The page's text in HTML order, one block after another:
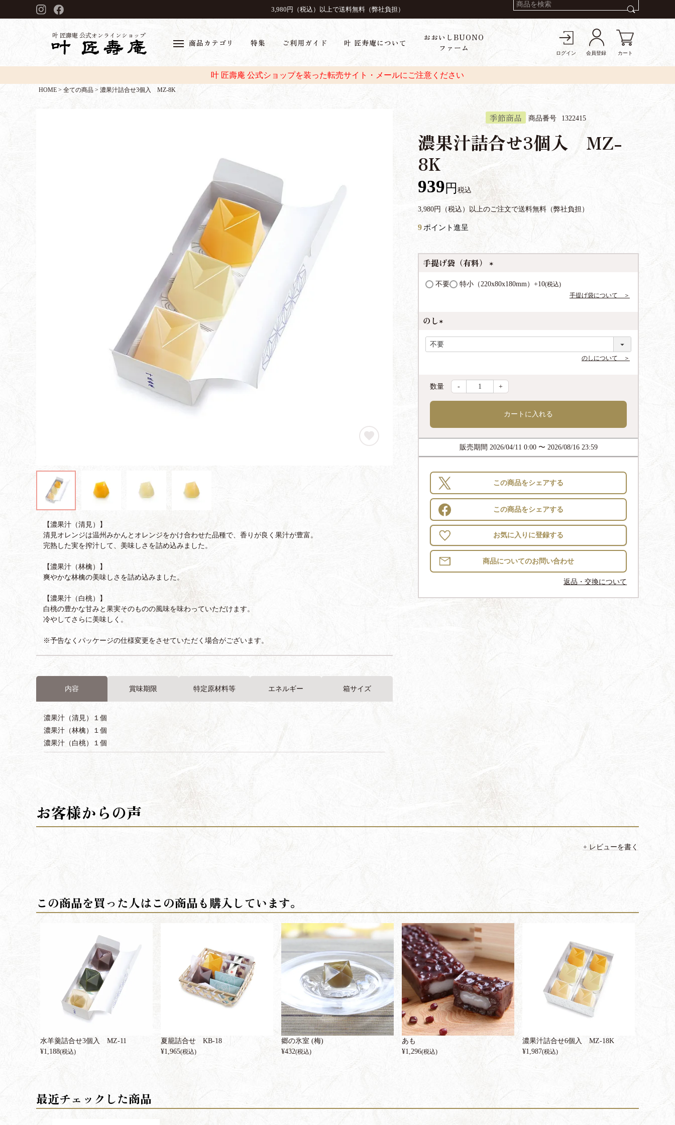
3,980円（税込）以上で送料無料（弊社負担）
叶 匠壽庵 公式オンラインショップ
商品カテゴリ 特集 ご利用ガイド 叶 匠寿庵について
おおいしBUONO
ファーム
ログイン 会員登録 カート
叶 匠壽庵 公式ショップを装った転売サイト・メールにご注意ください
HOME 全ての商品 濃果汁詰合せ3個入 MZ-8K
【濃果汁（清見）】
清見オレンジは温州みかんとオレンジをかけ合わせた品種で、香りが良く果汁が豊富。
完熟した実を搾汁して、美味しさを詰め込みました。
【濃果汁（林檎）】
爽やかな林檎の美味しさを詰め込みました。
【濃果汁（白桃）】
白桃の豊かな甘みと果実そのものの風味を味わっていただけます。
冷やしてさらに美味しく。
※予告なくパッケージの仕様変更をさせていただく場合がございます。
内容 賞味期限 特定原材料等 エネルギー 箱サイズ
濃果汁（清見）１個
濃果汁（林檎）１個
濃果汁（白桃）１個
季節商品 商品番号 1322415
濃果汁詰合せ3個入 MZ-
8K
939 税込
3,980円（税込）以上のご注文で送料無料（弊社負担）
9 ポイント進呈
手提げ袋（有料）
(
必
不要 特小（220x80x180mm）+10 税込
手提げ袋について ＞
のし
(
必
のしについて ＞
- +
カートに入れる
販売期間 2026/04/11 0:00 〜 2026/08/16 23:59
この商品をシェアする
この商品をシェアする
お気に入りに登録する
返品・交換について
レビューを書く
水羊羹詰合せ3個入 MZ-11
¥1,188(税込)
夏籠詰合せ KB-18
¥1,965(税込)
郷の氷室 (梅)
¥432(税込)
あも
¥1,296(税込)
濃果汁詰合せ6個入 MZ-18K
¥1,987(税込)